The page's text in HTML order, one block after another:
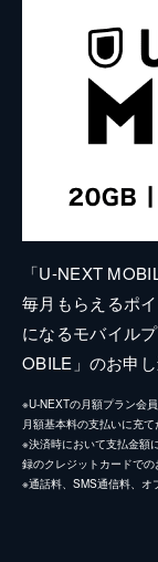
「U-NEXT
毎月もらえるポ
になるモバイル
OBILE」のお申
※U-NEXTの月額プラン会
月額基本料の支払いに充て
※決済時において支払金額
録のクレジットカードでの
※通話料、SMS通信料、オ